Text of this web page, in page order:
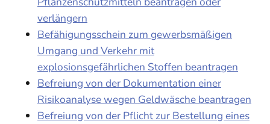
verlängern
Befähigungsschein zum gewerbsmäßigen
Umgang und Verkehr mit
explosionsgefährlichen Stoffen beantragen
Befreiung von der Dokumentation einer
Risikoanalyse wegen Geldwäsche beantragen
Befreiung von der Pflicht zur Bestellung eines